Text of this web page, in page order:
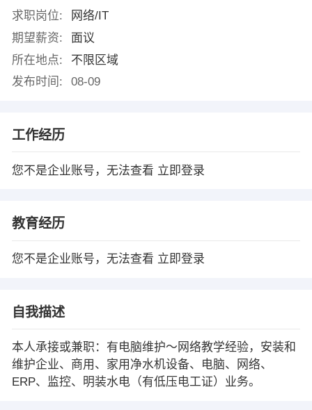
求职岗位:
网络/IT
期望薪资:
面议
所在地点:
不限区域
发布时间:
08-09
工作经历
您不是企业账号，无法查看 立即登录
教育经历
您不是企业账号，无法查看 立即登录
自我描述
本人承接或兼职：有电脑维护～网络教学经验，安装和
维护企业、商用、家用净水机设备、电脑、网络、
ERP、监控、明装水电（有低压电工证）业务。